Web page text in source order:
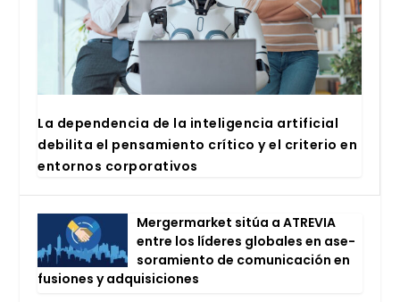
La depen­den­cia de la inte­li­gen­cia arti­fi­cial
debi­li­ta el pen­sa­mien­to crí­ti­co y el cri­te­rio en
entor­nos cor­po­ra­ti­vos
Mer­ger­mar­ket sitúa a ATRE­VIA
entre los líde­res glo­ba­les en ase­
so­ra­mien­to de comu­ni­ca­ción en
fusio­nes y adqui­si­cio­nes